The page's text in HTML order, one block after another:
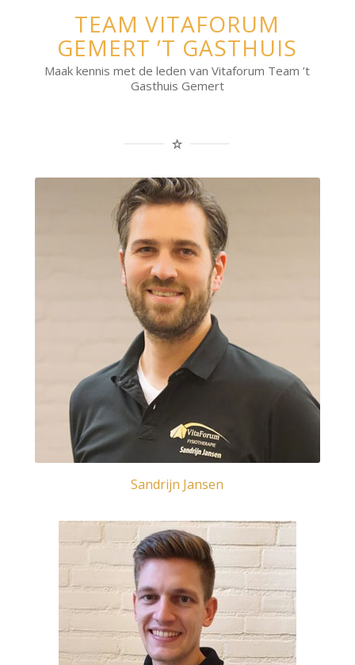
TEAM VITAFORUM
GEMERT ’T GASTHUIS
Maak kennis met de leden van Vitaforum Team ’t
Gasthuis Gemert
Sandrijn Jansen